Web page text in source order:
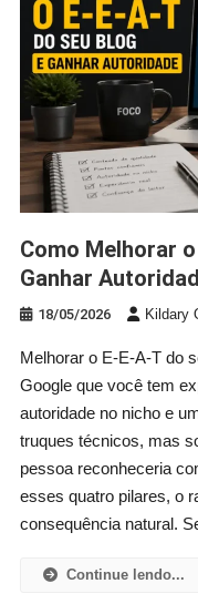
Como Melhorar o E-E-A-T do Seu Blog e
Ganhar
18/05/2026 Kildary
Melhorar o E-E-A-T do
Google que você tem
autoridade no nicho e
truques técnicos, mas
pessoa reconheceria
esses quatro pilares, o
consequência natural.
Continue lendo...